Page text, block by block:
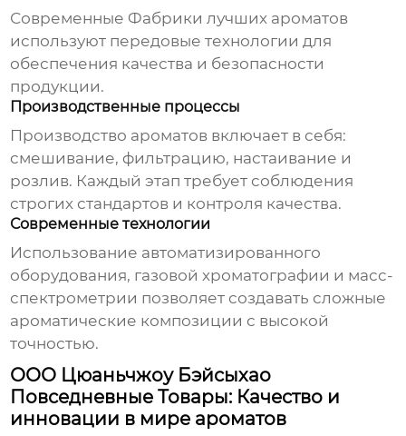
Современные Фабрики лучших ароматов
используют передовые технологии для
обеспечения качества и безопасности
продукции.
Производственные процессы
Производство ароматов включает в себя:
смешивание, фильтрацию, настаивание и
розлив. Каждый этап требует соблюдения
строгих стандартов и контроля качества.
Современные технологии
Использование автоматизированного
оборудования, газовой хроматографии и масс-
спектрометрии позволяет создавать сложные
ароматические композиции с высокой
точностью.
ООО Цюаньчжоу Бэйсыхао
Повседневные Товары: Качество и
инновации в мире ароматов